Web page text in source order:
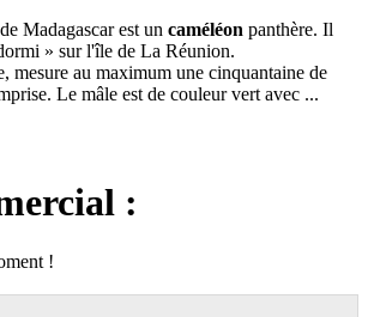
Madagascar est un caméléon panthère. Il
» sur l'île de La Réunion.
mesure au maximum une cinquantaine de
Le mâle est de couleur vert avec ...
:
!